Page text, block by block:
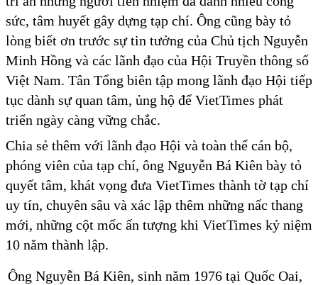
sức, tâm huyết gây dựng tạp chí. Ông cũng bày tỏ
lòng biết ơn trước sự tin tưởng của Chủ tịch Nguyễn
Minh Hồng và các lãnh đạo của Hội Truyền thông số
Việt Nam. Tân Tổng biên tập mong lãnh đạo Hội tiếp
tục dành sự quan tâm, ủng hộ để VietTimes phát
triển ngày càng vững chắc.
Chia sẻ thêm với lãnh đạo Hội và toàn thể cán bộ,
phóng viên của tạp chí, ông Nguyễn Bá Kiên bày tỏ
quyết tâm, khát vọng đưa VietTimes thành tờ tạp chí
uy tín, chuyên sâu và xác lập thêm những nấc thang
mới, những cột mốc ấn tượng khi VietTimes kỷ niệm
10 năm thành lập.
Ông Nguyễn Bá Kiên, sinh năm 1976 tại Quốc Oai,